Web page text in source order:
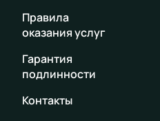
Правила
оказания услуг
Гарантия
подлинности
Контакты